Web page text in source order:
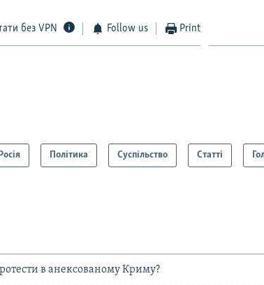
без VPN Follow us Print
Політика Суспільство Статті
в анексованому Криму?